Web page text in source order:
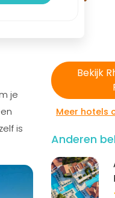
je
is
Bekijk
Meer hotels
Anderen